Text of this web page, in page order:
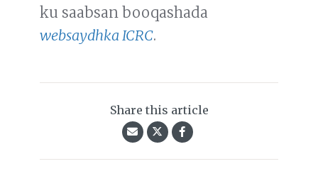
ku saabsan booqashada
websaydhka ICRC.
Share this article